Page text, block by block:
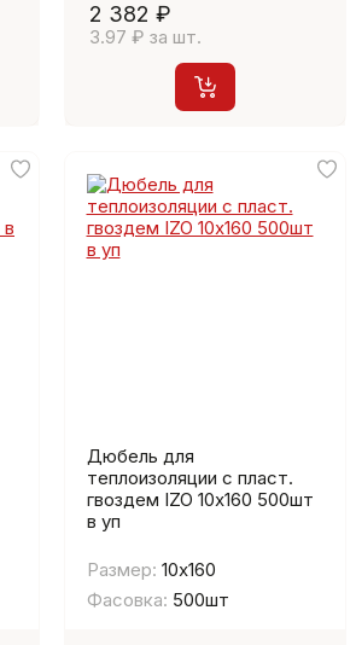
2 382 ₽
3.97 ₽ за шт.
Дюбель для
теплоизоляции с пласт.
гвоздем IZO 10х160 500шт
в уп
Размер: 10х160
Фасовка: 500шт